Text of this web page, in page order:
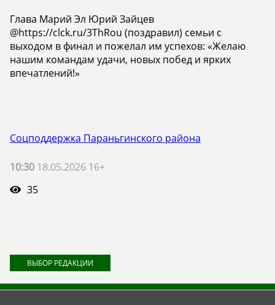
Глава Марий Эл Юрий Зайцев
@https://clck.ru/3ThRou (поздравил) семьи с
выходом в финал и пожелал им успехов: «Желаю
нашим командам удачи, новых побед и ярких
впечатлений!»
Соцподдержка Параньгинского района
10:30 18.05.2026 16+
35
ВЫБОР РЕДАКЦИИ